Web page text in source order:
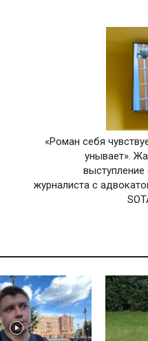
«Роман себя
унывает».
выступление
журналиста с